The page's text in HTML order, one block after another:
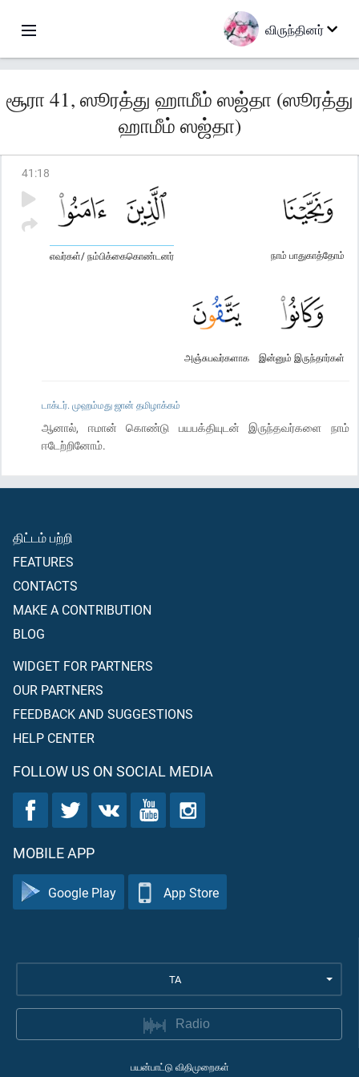
விருந்தினர்
சூரா 41, ஸூரத்து ஹாமீம் ஸஜ்தா (ஸூரத்து
ஹாமீம் ஸஜ்தா)
41 :18
நாம் பாதுகாத்தோம்
எவர்கள்/ நம்பிக்கைகொண்டனர்
இன்னும் இருந்தார்கள்
அஞ்சுபவர்களாக
டாக்டர். முஹம்மது ஜான் தமிழாக்கம்
ஆனால், ஈமான் கொண்டு பயபக்தியுடன் இருந்தவர்களை நாம்
ஈடேற்றினோம்.
திட்டம் பற்றி
FEATURES
CONTACTS
MAKE A CONTRIBUTION
BLOG
WIDGET FOR PARTNERS
OUR PARTNERS
FEEDBACK AND SUGGESTIONS
HELP CENTER
FOLLOW US ON SOCIAL MEDIA
MOBILE APP
Google Play App Store
TA
Radio
பயன்பாட்டு விதிமுறைகள்